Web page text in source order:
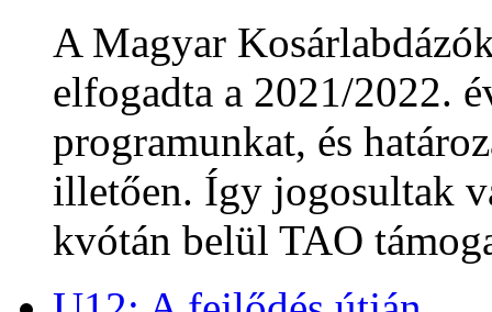
A Magyar
elfogadta a 2021/2022.
programunkat, és
illetően. Így jogosultak
kvótán belül TAO